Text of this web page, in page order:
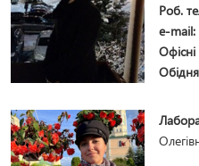
Роб.
e-mail: